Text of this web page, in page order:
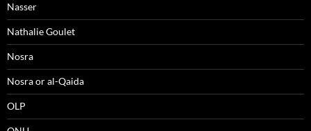
Nasser
Nathalie Goulet
Nosra
Nosra or al-Qaida
OLP